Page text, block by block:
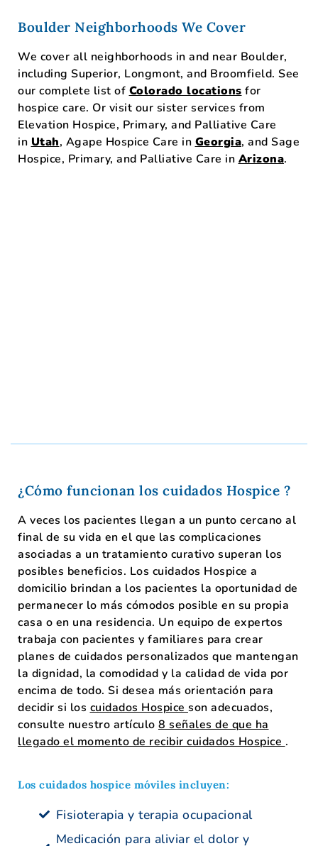
Boulder Neighborhoods We Cover
We cover all neighborhoods in and near Boulder,
including Superior, Longmont, and Broomfield. See
our complete list of Colorado locations for
hospice care. Or visit our sister services from
Elevation Hospice, Primary, and Palliative Care
in Utah, Agape Hospice Care in Georgia, and Sage
Hospice, Primary, and Palliative Care in Arizona.
¿Cómo funcionan los cuidados Hospice ?
A veces los pacientes llegan a un punto cercano al
final de su vida en el que las complicaciones
asociadas a un tratamiento curativo superan los
posibles beneficios. Los cuidados Hospice a
domicilio brindan a los pacientes la oportunidad de
permanecer lo más cómodos posible en su propia
casa o en una residencia. Un equipo de expertos
trabaja con pacientes y familiares para crear
planes de cuidados personalizados que mantengan
la dignidad, la comodidad y la calidad de vida por
encima de todo. Si desea más orientación para
decidir si los cuidados Hospice son adecuados,
consulte nuestro artículo 8 señales de que ha
llegado el momento de recibir cuidados Hospice .
Los cuidados hospice móviles incluyen:
Fisioterapia y terapia ocupacional
Medicación para aliviar el dolor y